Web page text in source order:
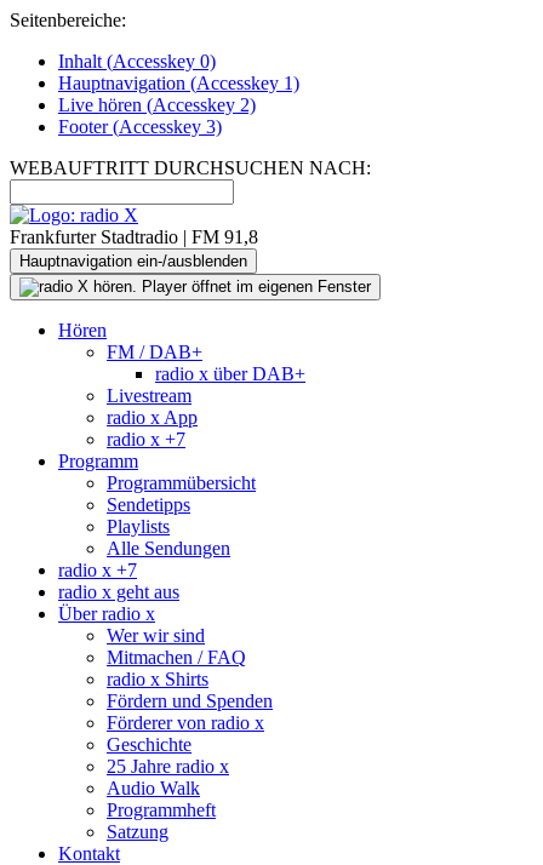
Seitenbereiche:
Inhalt (Accesskey 0)
Hauptnavigation (Accesskey 1)
Live hören (Accesskey 2)
Footer(Accesskey 3)
WEBAUFTRITT DURCHSUCHEN NACH:
Frankfurter Stadtradio | FM 91,8
Hauptnavigation ein-/ausblenden
Hören
FM / DAB+
radio x über DAB+
Livestream
radio x App
radio x +7
Programm
Programmübersicht
Sendetipps
Playlists
Alle Sendungen
radio x +7
radio x geht aus
Über radio x
Wer wir sind
Mitmachen / FAQ
radio x Shirts
Fördern und Spenden
Förderer von radio x
Geschichte
25 Jahre radio x
Audio Walk
Programmheft
Satzung
Kontakt